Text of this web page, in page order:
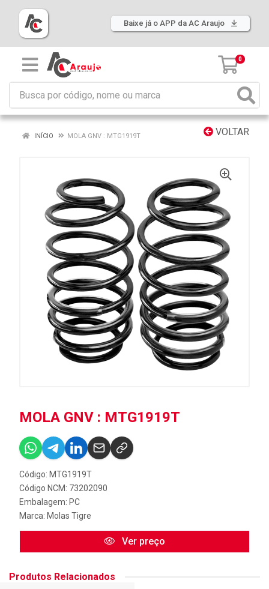
Baixe já o APP da AC Araujo
0
VOLTAR
INÍCIO MOLA GNV : MTG1919T
MOLA GNV : MTG1919T
Código: MTG1919T
Código NCM: 73202090
Embalagem: PC
Marca: Molas Tigre
Ver preço
Produtos Relacionados